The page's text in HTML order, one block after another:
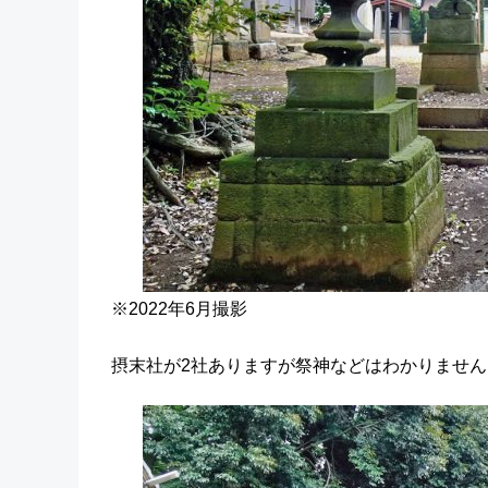
※2022年6月撮影
摂末社が2社ありますが祭神などはわかりませ